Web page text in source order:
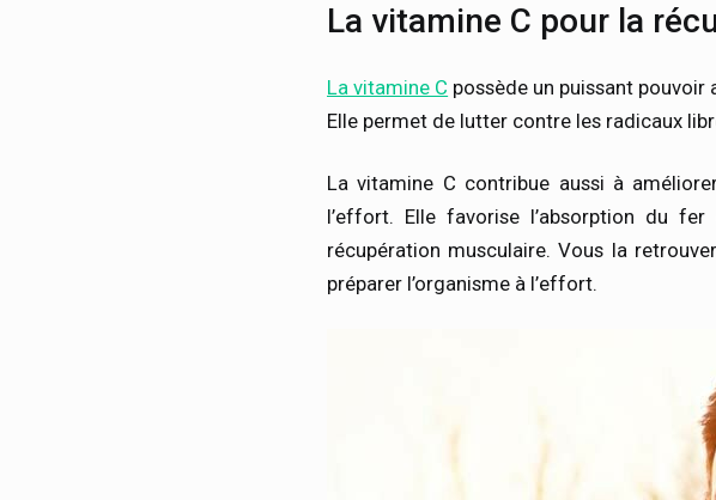
La vitamine C pour la
La vitamine C possède un puissant
Elle permet de lutter contre les radicaux
La vitamine C contribue aussi à
l’effort. Elle favorise l’absorption du
récupération musculaire. Vous la
préparer l’organisme à l’effort.